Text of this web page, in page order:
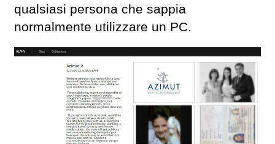
qualsiasi persona che sappia
normalmente utilizzare un PC.